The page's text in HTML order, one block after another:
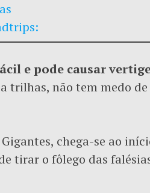
e pode causar
trilhas, não tem medo
chega-se ao
tirar o fôlego das